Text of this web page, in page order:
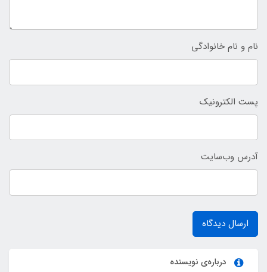
نام و نام خانوادگی
پست الکترونیک
آدرس وب‌سایت
ارسال دیدگاه
درباره‌ی نویسنده